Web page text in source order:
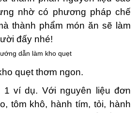
nhờ có phương pháp chế
thành phẩm món ăn sẽ làm
đấy nhé!
quẹt thơm ngon.
1 ví dụ. Với nguyên liệu đơn
tôm khô, hành tím, tỏi, hành